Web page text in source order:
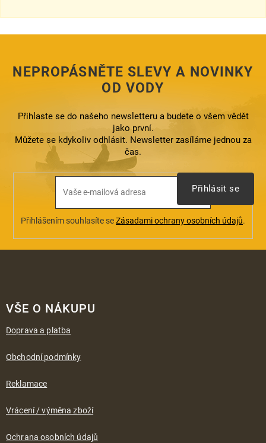
NEPROPÁSNĚTE SLEVY A NOVINKY
OD VODY
Přihlaste se do našeho newsletteru a budete o všem vědět
jako první.
Můžete se kdykoliv odhlásit. Newsletter zasíláme jednou za
čas.
Přihlášením souhlasíte seZásadami ochrany osobních údajů.
Přihlásit se
VŠE O NÁKUPU
Doprava a platba
Obchodní podmínky
Reklamace
Vrácení / výměna zboží
Ochrana osobních údajů